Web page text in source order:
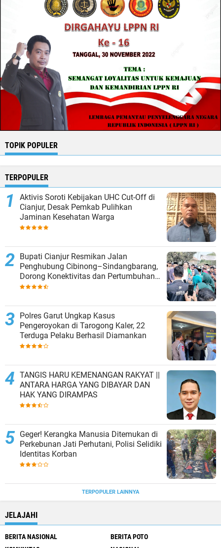
TOPIK POPULER
TERPOPULER
Aktivis Soroti Kebijakan UHC Cut-Off di
Cianjur, Desak Pemkab Pulihkan
Jaminan Kesehatan Warga
Bupati Cianjur Resmikan Jalan
Penghubung Cibinong–Sindangbarang,
Dorong Konektivitas dan Pertumbuhan
Ekonomi Cianjur Selatan
Polres Garut Ungkap Kasus
Pengeroyokan di Tarogong Kaler, 22
Terduga Pelaku Berhasil Diamankan
TANGIS HARU KEMENANGAN RAKYAT ||
ANTARA HARGA YANG DIBAYAR DAN
HAK YANG DIRAMPAS
Geger! Kerangka Manusia Ditemukan di
Perkebunan Jati Perhutani, Polisi Selidiki
Identitas Korban
TERPOPULER LAINNYA
JELAJAHI
BERITA NASIONAL
BERITA POTO